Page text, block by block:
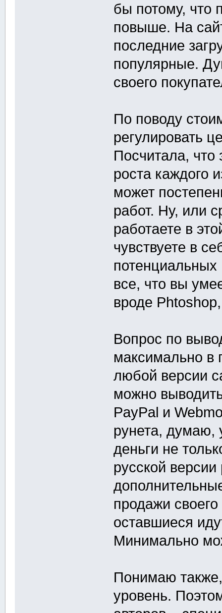
бы потому, что
повыше. На
последние
популярные.
своего
По поводу
регулировать
Посчитала,
роста каждого
может
работ. Ну, или
работаете в
чувствуете в
все, что вы
вроде
Вопрос по
максимально в
любой версии
можно
PayPal и
рунета, думаю,
деньги не
русской
продажи
оставшиеся
Минимально
Понимаю
уровень.